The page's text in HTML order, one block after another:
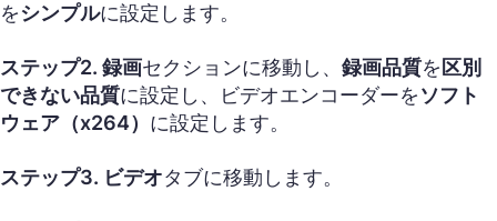
をシンプルに設定します。
ステップ2. 録画セクションに移動し、 録画品質を 区別
できない品質に設定し、ビデオエンコーダーをソフト
ウェア（x264） に設定します。
ステップ3. ビデオタブに移動します。